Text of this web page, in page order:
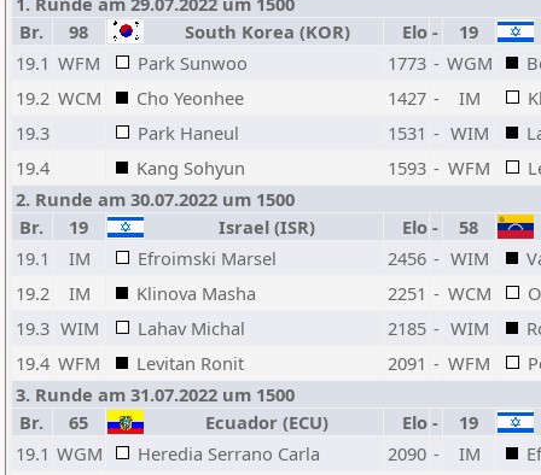
Br.
98 South Korea (KOR) Elo -
19
19.1 WFM Park Sunwoo 1773 - WGM
19.2 WCM Cho Yeonhee 1427 - IM
19.3
Park Haneul 1531 - WIM
19.4
Kang Sohyun 1593 - WFM
2. Runde am 30.07.2022 um 1500
Br.
19 Israel (ISR) Elo -
58
19.1
IM Efroimski Marsel 2456 - WIM
19.2
IM Klinova Masha 2251 - WCM
19.3 WIM Lahav Michal 2185 - WIM
19.4 WFM Levitan Ronit 2091 - WFM
3. Runde am 31.07.2022 um 1500
Br.
65 Ecuador (ECU) Elo -
19
19.1 WGM Heredia Serrano Carla 2090 - IM